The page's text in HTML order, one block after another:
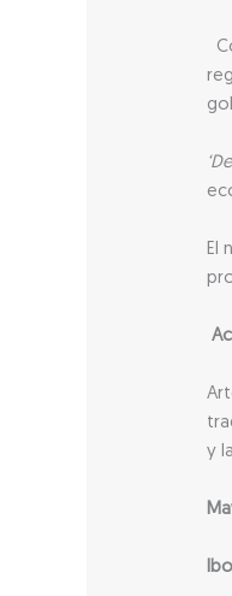
El
y